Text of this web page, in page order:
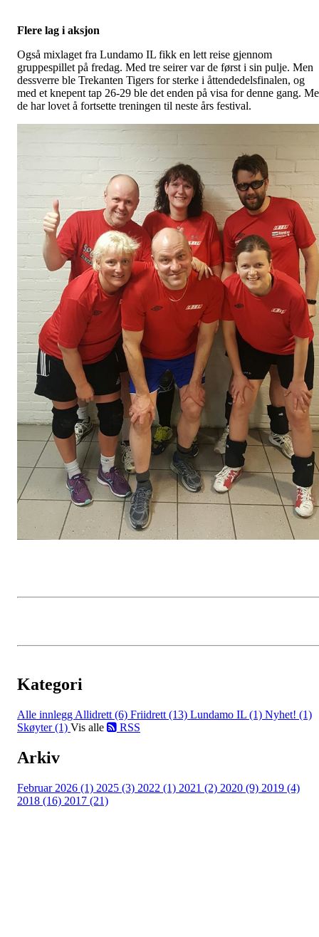
Flere lag i aksjon
Også mixlaget fra Lundamo IL fikk en lett reise gjennom
gruppespillet på fredag. Med tre seirer var de først i sin pulje. Men
dessverre ble Trekanten Tigers for sterke i åttendedelsfinalen, og
med et knepent tap 26-29 ble det enden på visa for denne gang.
de har lovet å fortsette treningen til neste års festival.
Kategori
Alle innlegg Allidrett (6) Friidrett (13) Lundamo IL (1) Nyhet! (1)
Skøyter (1) Vis alle RSS
Arkiv
Februar 2026 (1) 2025 (3) 2022 (1) 2021 (2) 2020 (9) 2019 (4)
2018 (16) 2017 (21)